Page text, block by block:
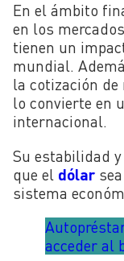
En el ámbito
en los
tienen un
mundial.
la cotización
lo convierte en
internacional.
Su estabilidad
que el dólar
sistema
acceder al